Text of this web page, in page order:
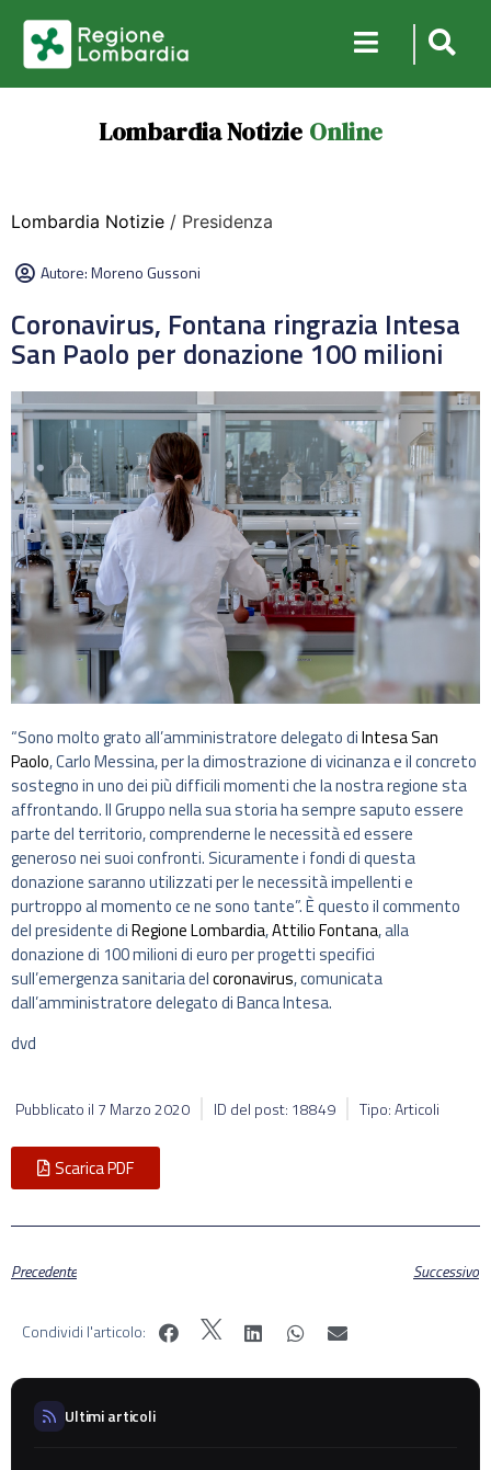
Lombardia Notizie Online
Lombardia Notizie / Presidenza
Autore:Moreno Gussoni
Coronavirus, Fontana ringrazia Intesa
San Paolo per donazione 100 milioni
“Sono molto grato all’amministratore delegato diIntesa San
Paolo, Carlo Messina, per la dimostrazione di vicinanza e il concreto
sostegno in uno dei più difficili momenti che la nostra regione sta
affrontando. Il Gruppo nella sua storia ha sempre saputo essere
parte del territorio, comprenderne le necessità ed essere
generoso nei suoi confronti. Sicuramente i fondi di questa
donazione saranno utilizzati per le necessità impellenti e
purtroppo al momento ce ne sono tante”. È questo il commento
del presidente diRegione Lombardia,Attilio Fontana, alla
donazione di 100 milioni di euro per progetti specifici
sull’emergenza sanitaria delcoronavirus, comunicata
dall’amministratore delegato di Banca Intesa.
dvd
Pubblicato il 7 Marzo 2020 ID del post: 18849 Tipo: Articoli
Scarica PDF
Precedente Successivo
Condividi l'articolo:
Ultimi articoli